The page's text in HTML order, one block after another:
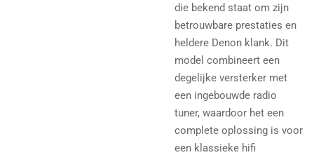
die bekend staat om zijn
betrouwbare prestaties en
heldere Denon klank. Dit
model combineert een
degelijke versterker met
een ingebouwde radio
tuner, waardoor het een
complete oplossing is voor
een klassieke hifi